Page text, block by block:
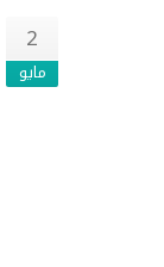
2
مايو